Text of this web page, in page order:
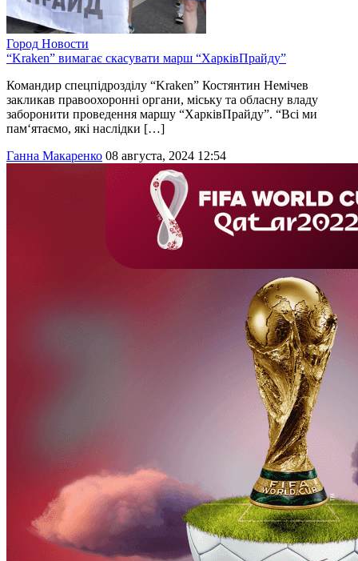
Город Новости
“Kraken” вимагає скасувати марш “ХарківПрайду”
Командир спецпідрозділу “Kraken” Костянтин Немічев
закликав правоохоронні органи, міську та обласну владу
заборонити проведення маршу “ХарківПрайду”. “Всі ми
пам‘ятаємо, які наслідки […]
Ганна Макаренко 08 августа, 2024 12:54